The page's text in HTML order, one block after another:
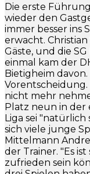
Die erste
wieder den
immer besser ins
erwacht. Christian
Gäste, und die
einmal kam der
Bietigheim davon.
Vorentscheidung.
nicht mehr
Platz neun in der
Liga sei "natürlich
sich viele junge
Mittelmann
der Trainer. "Es
zufrieden sein